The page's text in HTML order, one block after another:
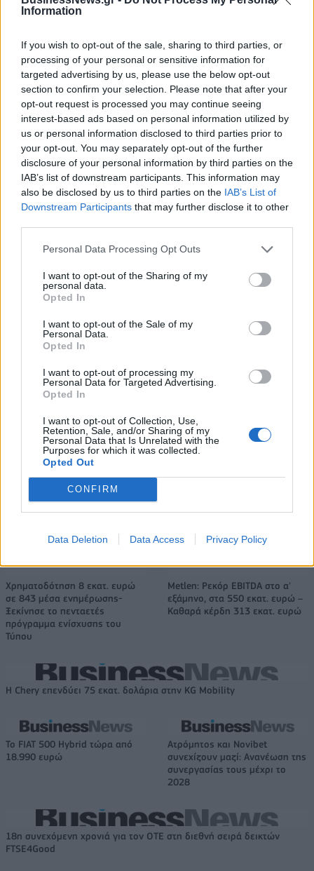
Information
If you wish to opt-out of the sale, sharing to third parties, or
processing of your personal or sensitive information for
targeted advertising by us, please use the below opt-out
section to confirm your selection. Please note that after your
opt-out request is processed you may continue seeing
interest-based ads based on personal information utilized by
us or personal information disclosed to third parties prior to
your opt-out. You may separately opt-out of the further
disclosure of your personal information by third parties on the
IAB’s list of downstream participants. This information may
also be disclosed by us to third parties on the IAB’s List of
Downstream Participants that may further disclose it to other
Personal Data Processing Opt Outs
I want to opt-out of the Sharing of my
personal data.
Opted In
I want to opt-out of the Sale of my
Personal Data.
Opted In
I want to opt-out of processing my
Personal Data for Targeted Advertising.
Opted In
I want to opt-out of Collection, Use,
Retention, Sale, and/or Sharing of my
Personal Data that Is Unrelated with the
Purposes for which it was collected.
Opted Out
CONFIRM
Data Deletion Data Access Privacy Policy
Β.Σ. Καρούλιας: Τζίρος 98,7 εκατ. ευρώ και αύξηση κερδών 57% - Τα
νέα στοιχήματα σε low & non alcohol
Deloitte Ελλάδος:
Χρηματοοικονομικός
σύμβουλος της ΔΕΗ για την
είσοδο στην πολωνική αγορά
ενέργειας
Media: Με ενίσχυση 8 εκατ.
ξεκίνησε το πρόγραμμα
στήριξης- Κάλυψη εισφορών
ΕΔΟΕΑΠ
Πρόεδρος ο Γαληνός Γιαγλής
Η Toyota φέρνει νέα γενιά
αυτοκινητοβιομηχανία
Νέο Audi A2 e-tron με στόχο την κορυφή της αποδοτικότητας
Ευρωπαϊκό Κορασίδων: Άνετη
νίκη της Ελλάδας στην
πρεμιέρα, 78-36 την Ιρλανδία
Γιαννακόπουλος: «Όταν σου
ρίχνουν μια πέτρα, τους
ΕΛΣΤΑΤ: Στο 3,4% υποχώρησε ο πληθωρισμός τον Ιούλιο
Χρηματοδότηση 8 εκατ. ευρώ
σε 843 μέσα ενημέρωσης-
Ξεκίνησε το πενταετές
πρόγραμμα ενίσχυσης του
Τύπου
Metlen: Ρεκόρ EBITDA στο α'
εξάμηνο, στα 550 εκατ. ευρώ –
Καθαρά κέρδη 313 εκατ. ευρώ
Η Chery επενδύει 75 εκατ. δολάρια στην KG Mobility
Το FIAT 500 Hybrid τώρα από
18.990 ευρώ
Ατρόμητος και Novibet
συνεχίζουν μαζί: Ανανέωση της
συνεργασίας τους μέχρι το
2028
18η συνεχόμενη χρονιά για τον ΟΤΕ στη διεθνή σειρά δεικτών
FTSE4Good